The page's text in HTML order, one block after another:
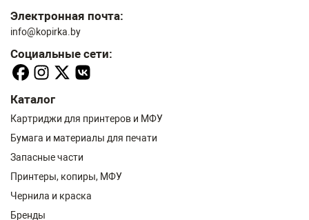
Электронная почта:
info@kopirka.by
Социальные сети:
Каталог
Картриджи для принтеров и МФУ
Бумага и материалы для печати
Запасные части
Принтеры, копиры, МФУ
Чернила и краска
Бренды